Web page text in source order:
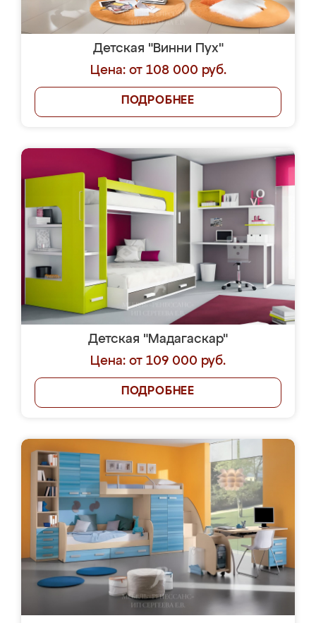
Детская "Винни Пух"
Цена: от 108 000 руб.
ПОДРОБНЕЕ
Детская "Мадагаскар"
Цена: от 109 000 руб.
ПОДРОБНЕЕ